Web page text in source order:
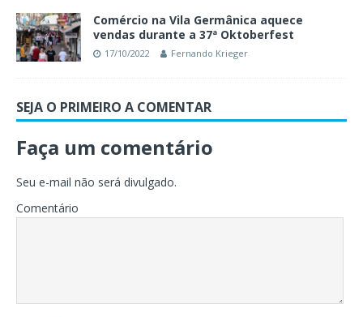
Comércio na Vila Germânica aquece
vendas durante a 37ª Oktoberfest
17/10/2022 Fernando Krieger
SEJA O PRIMEIRO A COMENTAR
Faça um comentário
Seu e-mail não será divulgado.
Comentário